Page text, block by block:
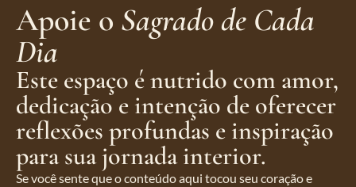
Apoie o Sagrado de Cada
Dia
Este espaço é nutrido com amor,
dedicação e intenção de oferecer
reflexões profundas e inspiração
para sua jornada interior.
Se você sente que o conteúdo aqui tocou seu coração e